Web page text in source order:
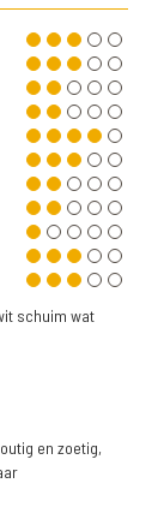
schuim wat
en zoetig,